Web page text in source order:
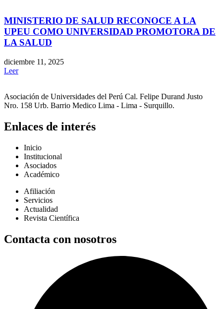
MINISTERIO DE SALUD RECONOCE A LA
UPEU COMO UNIVERSIDAD PROMOTORA DE
LA SALUD
diciembre 11, 2025
Leer
Asociación de Universidades del Perú Cal. Felipe Durand Justo
Nro. 158 Urb. Barrio Medico Lima - Lima - Surquillo.
Enlaces de interés
Inicio
Institucional
Asociados
Académico
Afiliación
Servicios
Actualidad
Revista Científica
Contacta con nosotros